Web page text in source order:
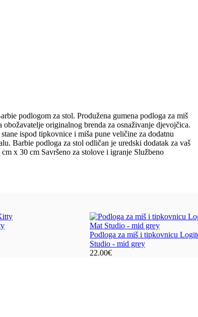
podlogom za stol. Produžena gumena podloga za miš
originalnog brenda za osnaživanje djevojčica.
ispod tipkovnice i miša pune veličine za dodatnu
Barbie podloga za stol odličan je uredski dodatak za vaš
x 30 cm Savršeno za stolove i igranje Službeno
Podloga za miš i tipkovnicu
Studio - mid grey
22.00€